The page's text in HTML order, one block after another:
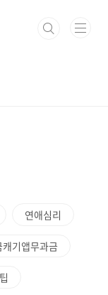
연애심리
캐기앱무과금